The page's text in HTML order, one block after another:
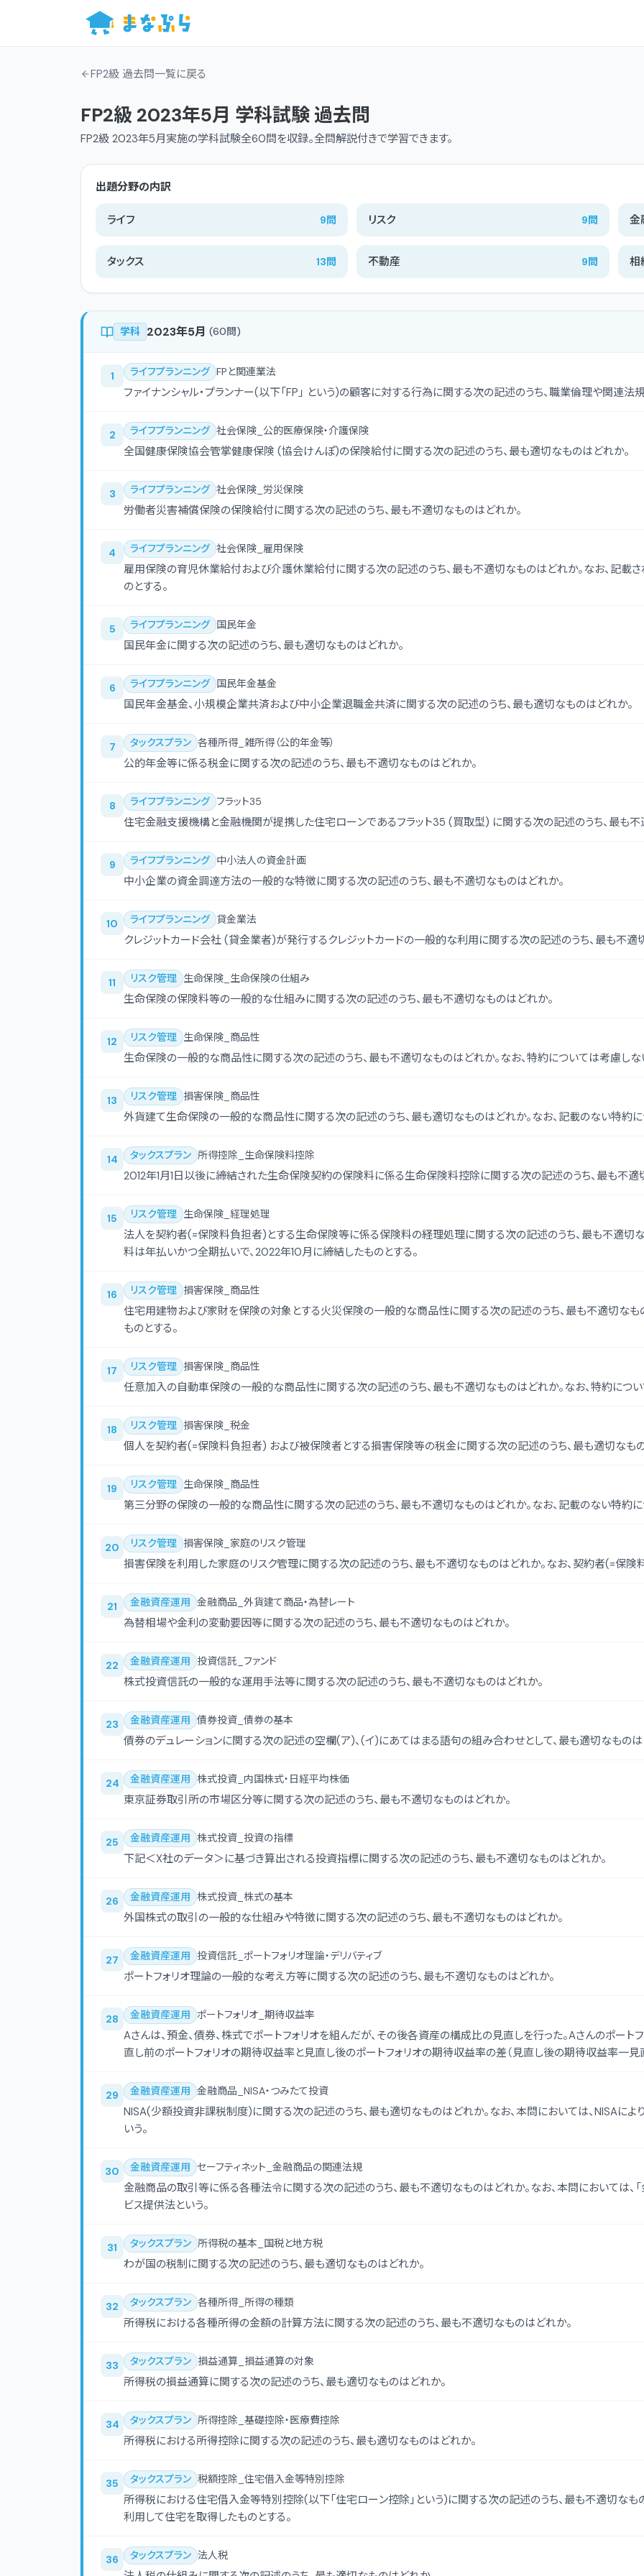
FP2級 過去問一覧に戻る
FP2級 2023年5月 学科試験 過去問
FP2級 2023年5月実施の学科試験全60問を収録。全問解説付きで学習できます。
出題分野の内訳
ライフ 9問 リスク 9問 金
タックス 13問 不動産 9問 相
学科 2023年5月 (60問)
1 ライフプランニング FPと関連業法
ファイナンシャル・プランナー(以下「FP」 という)の顧客に対する行為に関する次の記述のうち、職業倫理や関連法
2 ライフプランニング 社会保険_公的医療保険・介護保険
全国健康保険協会管掌健康保険 (協会けんぽ)の保険給付に関する次の記述のうち、最も適切なものはどれか。
3 ライフプランニング 社会保険_労災保険
労働者災害補償保険の保険給付に関する次の記述のうち、最も不適切なものはどれか。
4 ライフプランニング 社会保険_雇用保険
雇用保険の育児休業給付および介護休業給付に関する次の記述のうち、最も不適切なものはどれか。なお、記載
のとする。
5 ライフプランニング 国民年金
国民年金に関する次の記述のうち、最も適切なものはどれか。
6 ライフプランニング 国民年金基金
国民年金基金、小規模企業共済および中小企業退職金共済に関する次の記述のうち、最も適切なものはどれか。
7 タックスプラン 各種所得_雑所得（公的年金等）
公的年金等に係る税金に関する次の記述のうち、最も不適切なものはどれか。
8 ライフプランニング フラット35
住宅金融支援機構と金融機関が提携した住宅ローンであるフラット35 (買取型) に関する次の記述のうち、最も不
9 ライフプランニング 中小法人の資金計画
中小企業の資金調達方法の一般的な特徴に関する次の記述のうち、最も不適切なものはどれか。
10 ライフプランニング 貸金業法
クレジットカード会社 (貸金業者)が発行するクレジットカードの一般的な利用に関する次の記述のうち、最も不適
11 リスク管理 生命保険_生命保険の仕組み
生命保険の保険料等の一般的な仕組みに関する次の記述のうち、最も不適切なものはどれか。
12 リスク管理 生命保険_商品性
生命保険の一般的な商品性に関する次の記述のうち、最も不適切なものはどれか。なお、特約については考慮しな
13 リスク管理 損害保険_商品性
外貨建て生命保険の一般的な商品性に関する次の記述のうち、最も適切なものはどれか。なお、記載のない特約
14 タックスプラン 所得控除_生命保険料控除
2012年1月1日以後に締結された生命保険契約の保険料に係る生命保険料控除に関する次の記述のうち、最も不適
15 リスク管理 生命保険_経理処理
法人を契約者(=保険料負担者)とする生命保険等に係る保険料の経理処理に関する次の記述のうち、最も不適切
料は年払いかつ全期払いで、2022年10月に締結したものとする。
16 リスク管理 損害保険_商品性
住宅用建物および家財を保険の対象とする火災保険の一般的な商品性に関する次の記述のうち、最も不適切なも
ものとする。
17 リスク管理 損害保険_商品性
任意加入の自動車保険の一般的な商品性に関する次の記述のうち、最も不適切なものはどれか。なお、特約につい
18 リスク管理 損害保険_税金
個人を契約者(=保険料負担者) および被保険者とする損害保険等の税金に関する次の記述のうち、最も適切なも
19 リスク管理 生命保険_商品性
第三分野の保険の一般的な商品性に関する次の記述のうち、最も不適切なものはどれか。なお、記載のない特約
20 リスク管理 損害保険_家庭のリスク管理
損害保険を利用した家庭のリスク管理に関する次の記述のうち、最も不適切なものはどれか。なお、契約者(=保
21 金融資産運用 金融商品_外貨建て商品・為替レート
為替相場や金利の変動要因等に関する次の記述のうち、最も不適切なものはどれか。
22 金融資産運用 投資信託_ファンド
株式投資信託の一般的な運用手法等に関する次の記述のうち、最も不適切なものはどれか。
23 金融資産運用 債券投資_債券の基本
債券のデュレーションに関する次の記述の空欄(ア)、(イ)にあてはまる語句の組み合わせとして、最も適切なものは
24 金融資産運用 株式投資_内国株式・日経平均株価
東京証券取引所の市場区分等に関する次の記述のうち、最も不適切なものはどれか。
25 金融資産運用 株式投資_投資の指標
下記＜X社のデータ＞に基づき算出される投資指標に関する次の記述のうち、最も不適切なものはどれか。
26 金融資産運用 株式投資_株式の基本
外国株式の取引の一般的な仕組みや特徴に関する次の記述のうち、最も不適切なものはどれか。
27 金融資産運用 投資信託_ポートフォリオ理論・デリバティブ
ポートフォリオ理論の一般的な考え方等に関する次の記述のうち、最も不適切なものはどれか。
28 金融資産運用 ポートフォリオ_期待収益率
Aさんは、預金、債券、株式でポートフォリオを組んだが、その後各資産の構成比の見直しを行った。Aさんのポート
直し前のポートフォリオの期待収益率と見直し後のポートフォリオの期待収益率の差（見直し後の期待収益率一見
29 金融資産運用 金融商品_NISA・つみたて投資
NISA(少額投資非課税制度)に関する次の記述のうち、最も適切なものはどれか。なお、本問においては、NISAに
いう。
30 金融資産運用 セーフティネット_金融商品の関連法規
金融商品の取引等に係る各種法令に関する次の記述のうち、最も不適切なものはどれか。なお、本問においては、
ビス提供法という。
31 タックスプラン 所得税の基本_国税と地方税
わが国の税制に関する次の記述のうち、最も適切なものはどれか。
32 タックスプラン 各種所得_所得の種類
所得税における各種所得の金額の計算方法に関する次の記述のうち、最も不適切なものはどれか。
33 タックスプラン 損益通算_損益通算の対象
所得税の損益通算に関する次の記述のうち、最も適切なものはどれか。
34 タックスプラン 所得控除_基礎控除・医療費控除
所得税における所得控除に関する次の記述のうち、最も適切なものはどれか。
35 タックスプラン 税額控除_住宅借入金等特別控除
所得税における住宅借入金等特別控除(以下「住宅ローン控除」という)に関する次の記述のうち、最も不適切な
利用して住宅を取得したものとする。
36 タックスプラン 法人税